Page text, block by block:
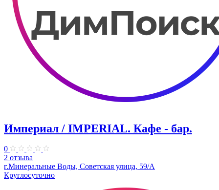
Империал / IMPERIAL. Кафе - бар.
0
2 отзыва
г.Минеральные Воды, Советская улица, 59/А
Круглосуточно